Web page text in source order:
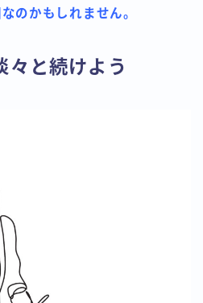
のかもしれません。
々と続けよう